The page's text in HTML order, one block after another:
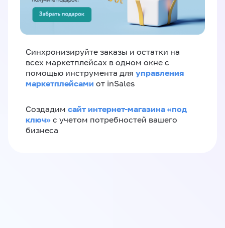
Синхронизируйте заказы и остатки на
всех маркетплейсах в одном окне с
помощью инструмента для управления
маркетплейсами от inSales
Создадим сайт интернет-магазина «под
ключ» с учетом потребностей вашего
бизнеса